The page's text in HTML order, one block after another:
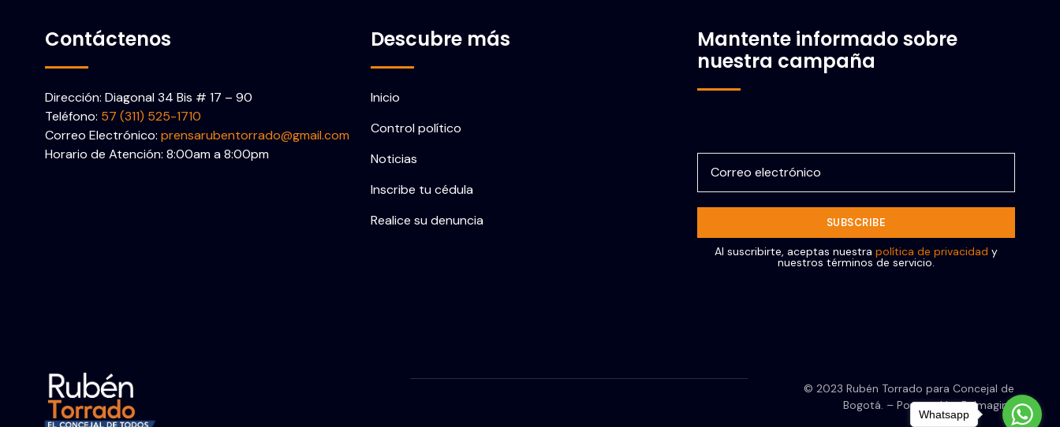
Contáctenos
Dirección: Diagonal 34 Bis # 17 – 90
Teléfono: 57 (311) 525-1710
Correo Electrónico: prensarubentorrado@gmail.com
Horario de Atención: 8:00am a 8:00pm
Descubre más
Inicio
Control político
Noticias
Inscribe tu cédula
Realice su denuncia
Mantente informado sobre
nuestra campaña
Al suscribirte, aceptas nuestra política de privacidad y
nuestros términos de servicio.
© 2023 Rubén Torrado para Concejal de
Bogotá. – Powered by ReImagine
Whatsapp